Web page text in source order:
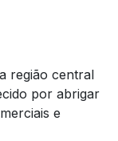
região central
por abrigar
e